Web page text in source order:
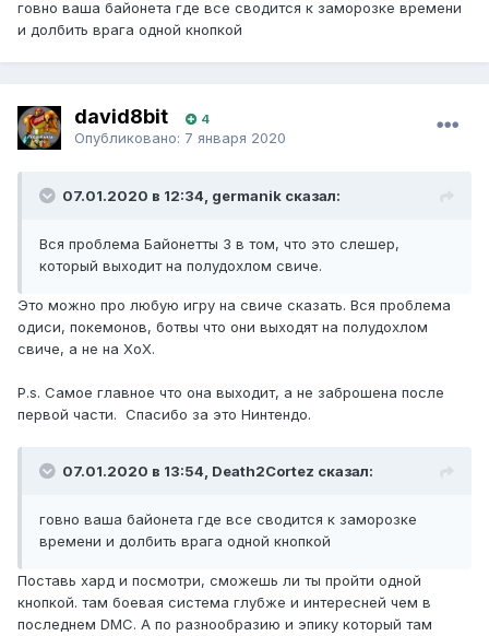
говно ваша байонета где все сводится к заморозке времени
и долбить врага одной кнопкой
david8bit 4
Опубликовано: 7 января 2020
07.01.2020 в 12:34, germanik сказал:
Вся проблема Байонетты 3 в том, что это слешер,
который выходит на полудохлом свиче.
Это можно про любую игру на свиче сказать. Вся проблема
одиси, покемонов, ботвы что они выходят на полудохлом
свиче, а не на XoX.
P.s. Самое главное что она выходит, а не заброшена после
первой части. Спасибо за это Нинтендо.
07.01.2020 в 13:54, Death2Cortez сказал:
говно ваша байонета где все сводится к заморозке
времени и долбить врага одной кнопкой
Поставь хард и посмотри, сможешь ли ты пройти одной
кнопкой. там боевая система глубже и интересней чем в
последнем DMC. А по разнообразию и эпику который там